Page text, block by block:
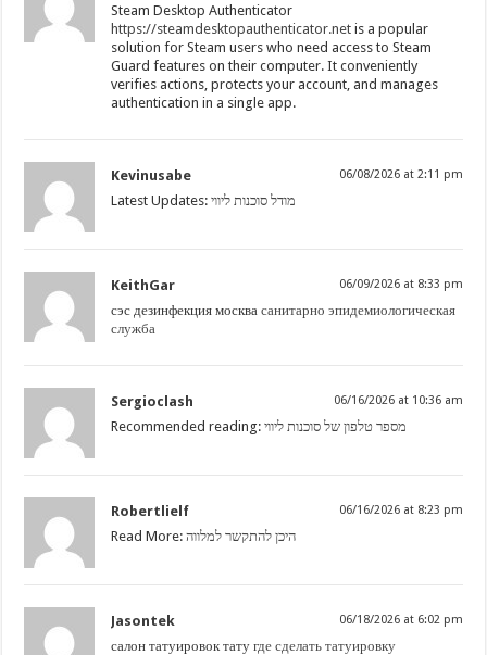
Steam Desktop Authenticator
https://steamdesktopauthenticator.net is a popular
solution for Steam users who need access to Steam
Guard features on their computer. It conveniently
verifies actions, protects your account, and manages
authentication in a single app.
Kevinusabe 06/08/2026 at 2:11 pm
Latest Updates:מודל סוכנות ליווי
KeithGar 06/09/2026 at 8:33 pm
сэс дезинфекция москвасанитарно эпидемиологическая
служба
Sergioclash 06/16/2026 at 10:36 am
Recommended reading:מספר טלפון של סוכנות ליווי
Robertlielf 06/16/2026 at 8:23 pm
Read More:היכן להתקשר למלווה
Jasontek 06/18/2026 at 6:02 pm
салон татуировок татугде сделать татуировку